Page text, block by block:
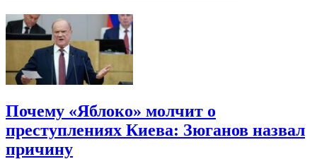
Почему «Яблоко» молчит о
преступлениях Киева: Зюганов назвал
причину